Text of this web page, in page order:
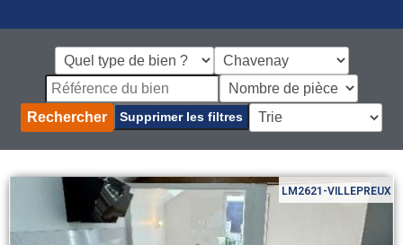
Rechercher Supprimer les filtres
LM2621-VILLEPREUX